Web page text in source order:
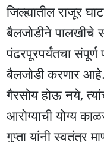
जिल्ह्यातील राजूर
बैलजोडीने पालखीचे
पंढरपूरपर्यंतचा
बैलजोडी करणार आहे.
गैरसोय होऊ नये,
आरोग्याची योग्य
गुप्ता यांनी स्वतंत्र